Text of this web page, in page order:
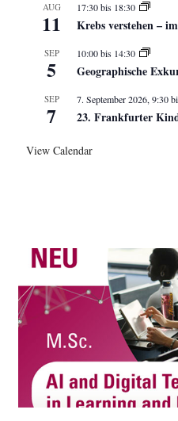
AUG
11
17:30bis 18:30
Krebs verstehen –
SEP
5
10:00bis 14:30
Geographische
SEP
7
7. September 2026, 9:30
23. Frankfurter
View Calendar